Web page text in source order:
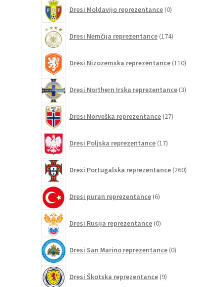
Dresi Moldavijo reprezentance 0izdelkov
Dresi Nemčija reprezentance 174izdelkov
Dresi Nizozemska reprezentance 110izdelkov
Dresi Northern Irska reprezentance 3izdelki
Dresi Norveška reprezentance 27izdelkov
Dresi Poljska reprezentance 17izdelkov
Dresi Portugalska reprezentance 260izdelkov
Dresi puran reprezentance 6izdelkov
Dresi Rusija reprezentance 0izdelkov
Dresi San Marino reprezentance 0izdelkov
Dresi Škotska reprezentance 9izdelkov